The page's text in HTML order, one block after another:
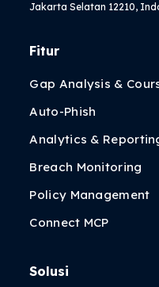
Jakarta Selatan 12210,
Fitur
Gap Analysis &
Auto-Phish
Analytics &
Breach Monitoring
Policy Management
Connect MCP
Solusi